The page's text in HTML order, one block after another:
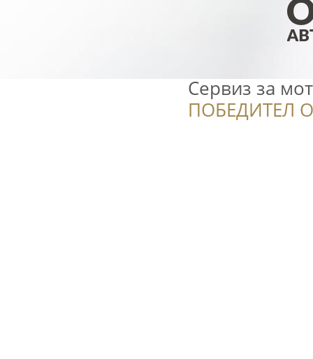
Сервиз за
ПОБЕДИТЕЛ